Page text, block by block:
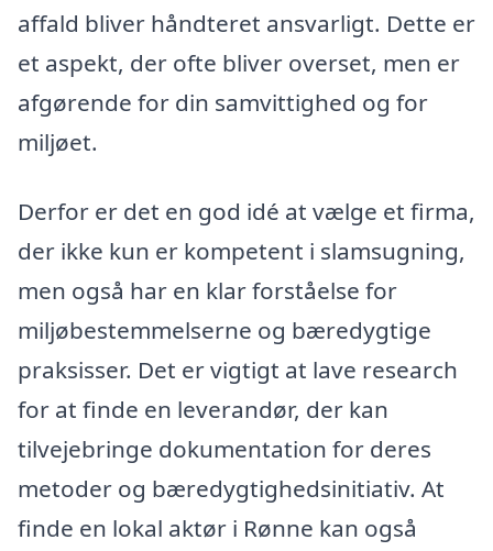
affald bliver håndteret ansvarligt. Dette er
et aspekt, der ofte bliver overset, men er
afgørende for din samvittighed og for
miljøet.
Derfor er det en god idé at vælge et firma,
der ikke kun er kompetent i slamsugning,
men også har en klar forståelse for
miljøbestemmelserne og bæredygtige
praksisser. Det er vigtigt at lave research
for at finde en leverandør, der kan
tilvejebringe dokumentation for deres
metoder og bæredygtighedsinitiativ. At
finde en lokal aktør i Rønne kan også